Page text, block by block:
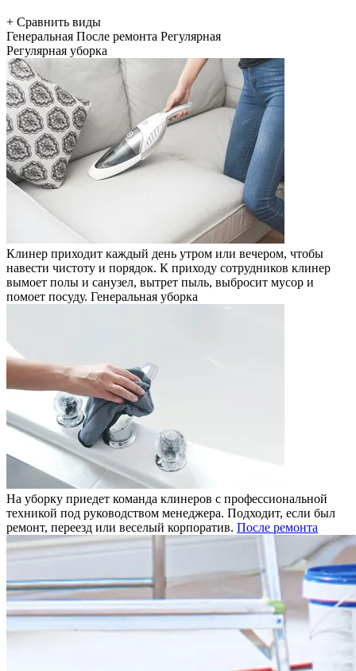
+ Сравнить виды
Генеральная После ремонта Регулярная
Регулярная уборка
Клинер приходит каждый день утром или вечером, чтобы
навести чистоту и порядок. К приходу сотрудников клинер
вымоет полы и санузел, вытрет пыль, выбросит мусор и
помоет посуду. Генеральная уборка
На уборку приедет команда клинеров с профессиональной
техникой под руководством менеджера. Подходит, если был
ремонт, переезд или веселый корпоратив. После ремонта